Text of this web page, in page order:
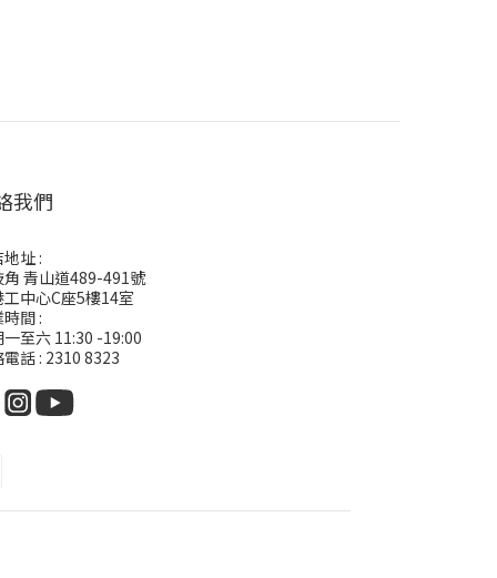
我們
址 :
角 青山道489-491號
工中心C座5樓14室
間 :
一至六 11:30 -19:00
話 : 2310 8323